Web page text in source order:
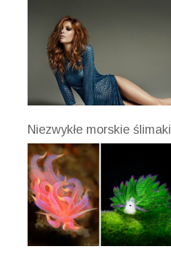
Niezwykłe morskie ślimaki